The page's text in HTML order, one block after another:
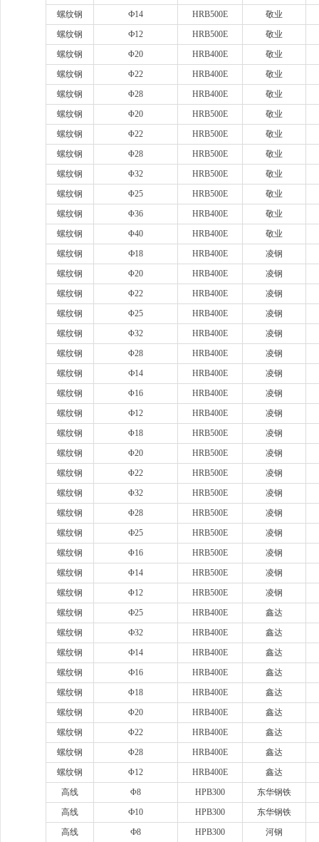
螺纹钢
Ф14 HRB500E
敬业
螺纹钢
Ф12 HRB500E
敬业
螺纹钢
Φ20 HRB400E
敬业
螺纹钢
Φ22 HRB400E
敬业
螺纹钢
Φ28 HRB400E
敬业
螺纹钢
Φ20 HRB500E
敬业
螺纹钢
Φ22 HRB500E
敬业
螺纹钢
Φ28 HRB500E
敬业
螺纹钢
Φ32 HRB500E
敬业
螺纹钢
Φ25 HRB500E
敬业
螺纹钢
Φ36 HRB400E
敬业
螺纹钢
Φ40 HRB400E
敬业
螺纹钢
Ф18 HRB400E
凌钢
螺纹钢
Φ20 HRB400E
凌钢
螺纹钢
Φ22 HRB400E
凌钢
螺纹钢
Φ25 HRB400E
凌钢
螺纹钢
Φ32 HRB400E
凌钢
螺纹钢
Φ28 HRB400E
凌钢
螺纹钢
Ф14 HRB400E
凌钢
螺纹钢
Φ16 HRB400E
凌钢
螺纹钢
Ф12 HRB400E
凌钢
螺纹钢
Φ18 HRB500E
凌钢
螺纹钢
Φ20 HRB500E
凌钢
螺纹钢
Φ22 HRB500E
凌钢
螺纹钢
Φ32 HRB500E
凌钢
螺纹钢
Φ28 HRB500E
凌钢
螺纹钢
Ф25 HRB500E
凌钢
螺纹钢
Φ16 HRB500E
凌钢
螺纹钢
Φ14 HRB500E
凌钢
螺纹钢
Φ12 HRB500E
凌钢
螺纹钢
Ф25 HRB400E
鑫达
螺纹钢
Ф32 HRB400E
鑫达
螺纹钢
Ф14 HRB400E
鑫达
螺纹钢
Ф16 HRB400E
鑫达
螺纹钢
Φ18 HRB400E
鑫达
螺纹钢
Φ20 HRB400E
鑫达
螺纹钢
Φ22 HRB400E
鑫达
螺纹钢
Φ28 HRB400E
鑫达
螺纹钢
Φ12 HRB400E
鑫达
高线
Φ8 HPB300
东华钢铁
高线
Ф10 HPB300
东华钢铁
高线
Ф8 HPB300 河钢